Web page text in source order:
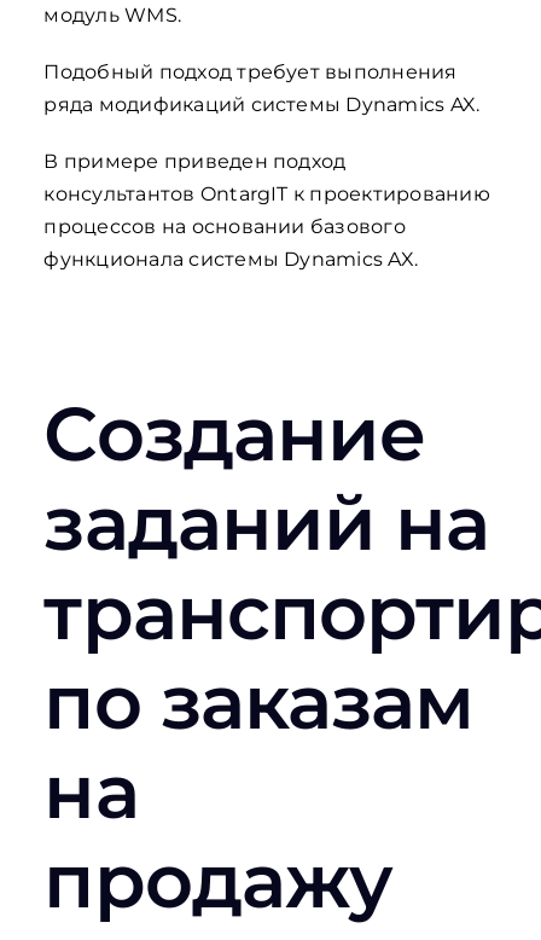
модуль WMS.
Подобный подход требует выполнения
ряда модификаций системы Dynamics AX.
В примере приведен подход
консультантов OntargIT к проектированию
процессов на основании базового
функционала системы Dynamics AX.
Создание
заданий на
по заказам
на
продажу